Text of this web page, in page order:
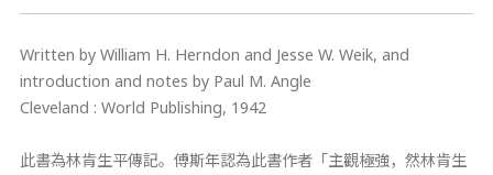
Written by William H. Herndon and Jesse W. Weik, and
introduction and notes by Paul M. Angle
Cleveland : World Publishing, 1942
此書為林肯生平傳記。傅斯年認為此書作者「主觀極強，然林肯生